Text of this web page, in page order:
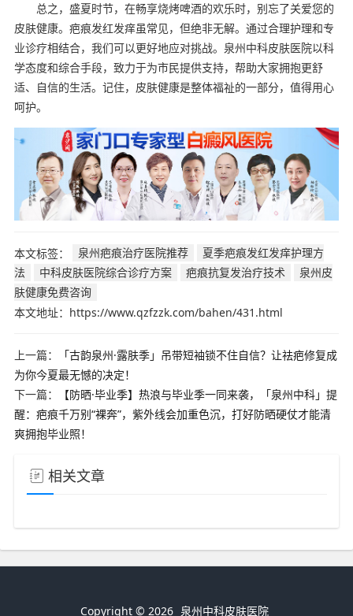
总之，盛夏时节，在畅享烧烤啤酒的欢乐时，别忘了关爱您的
皮肤健康。疤痕发红发痒虽常见，但绝非无解。通过合理护理和专
业诊疗相结合，我们可以更好地应对挑战。泉州中科皮肤医院以科
学态度和综合手段，致力于为市民提供支持，帮助大家拥抱更舒
适、自信的生活。记住，皮肤健康是整体福祉的一部分，值得用心
呵护。
本文标签： 泉州疤痕治疗医院推荐
夏季疤痕发红发痒护理方
法
中科皮肤医院综合诊疗方案 疤痕抗复发治疗技术
泉州皮
肤健康免费咨询
本文地址：https://www.qzfzzk.com/bahen/431.html
上一篇：
「古韵泉州·露肤季」吊带短袖锁不住自信？让祛疤修复成
为你今夏最无憾的决定！
下一篇：
【防晒·毕业季】热浪与毕业季一同来袭，「泉州中科」提
醒：疤痕千万别“裸奔”，紫外线会加重色沉，打好防晒硬仗才能清
爽拥抱毕业照！
相关文章
Copyright © 2026 泉州中科皮肤医院